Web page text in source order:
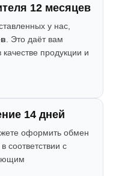
12 месяцев
у нас,
. Это даёт вам
продукции и
14 дней
оформить обмен
соответствии с